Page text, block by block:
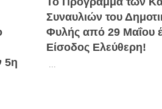
5η
Συναυλιών του
Φυλής από 29 Μαΐου
Είσοδος Ελεύθερη!
...